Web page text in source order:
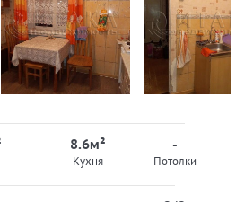
8.6м²
Кухня
-
Потолки